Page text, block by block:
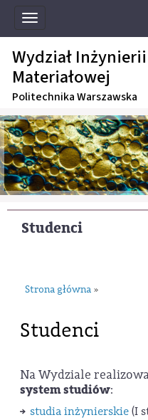
Toggle
navigation
Wydział Inżynierii
Materiałowej
Politechnika Warszawska
Studenci
Strona główna »
Studenci
Na Wydziale
system studiów:
studia inżynierskie (I